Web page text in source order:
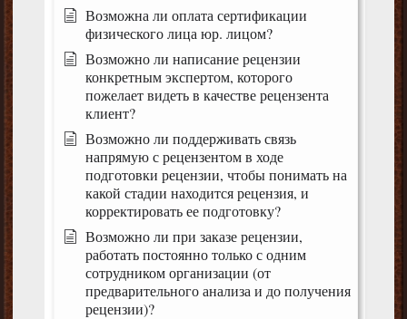
Возможна ли оплата сертификации
физического лица юр. лицом?
Возможно ли написание рецензии
конкретным экспертом, которого
пожелает видеть в качестве рецензента
клиент?
Возможно ли поддерживать связь
напрямую с рецензентом в ходе
подготовки рецензии, чтобы понимать на
какой стадии находится рецензия, и
корректировать ее подготовку?
Возможно ли при заказе рецензии,
работать постоянно только с одним
сотрудником организации (от
предварительного анализа и до получения
рецензии)?